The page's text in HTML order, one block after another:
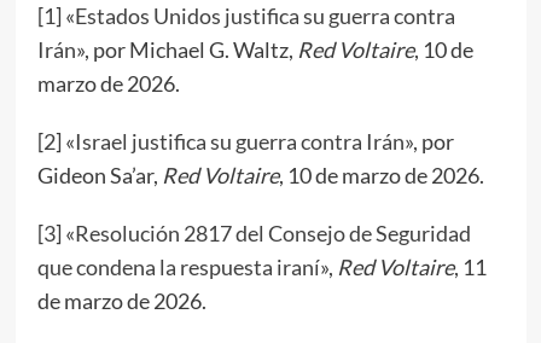
[1] «Estados Unidos justifica su guerra contra
Irán», por Michael G. Waltz, Red Voltaire, 10 de
marzo de 2026.
[2] «Israel justifica su guerra contra Irán», por
Gideon Sa’ar, Red Voltaire, 10 de marzo de 2026.
[3] «Resolución 2817 del Consejo de Seguridad
que condena la respuesta iraní», Red Voltaire, 11
de marzo de 2026.